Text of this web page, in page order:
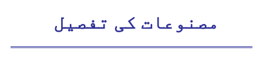
مصنوعات کی تفصیل